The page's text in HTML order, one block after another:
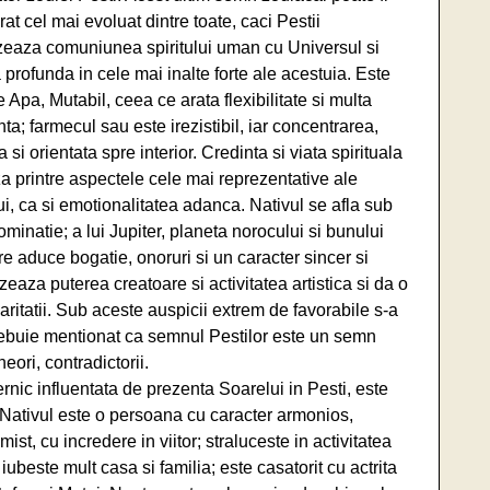
cel mai evoluat dintre toate, caci Pestii
comuniunea spiritului uman cu Universul si
profunda in cele mai inalte forte ale acestuia. Este
Apa, Mutabil, ceea ce arata flexibilitate si multa
farmecul sau este irezistibil, iar concentrarea,
si orientata spre interior. Credinta si viata spirituala
printre aspectele cele mai reprezentative ale
ca si emotionalitatea adanca. Nativul se afla sub
a lui Jupiter, planeta norocului si bunului
aduce bogatie, onoruri si un caracter sincer si
puterea creatoare si activitatea artistica si da o
Sub aceste auspicii extrem de favorabile s-a
mentionat ca semnul Pestilor este un semn
contradictorii.
influentata de prezenta Soarelui in Pesti, este
este o persoana cu caracter armonios,
cu incredere in viitor; straluceste in activitatea
mult casa si familia; este casatorit cu actrita